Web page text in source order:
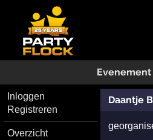
Evenement
Inloggen
Registreren
Overzicht
Daantje